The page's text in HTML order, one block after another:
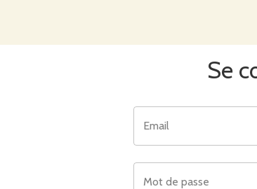
Se
Email
Mot de passe